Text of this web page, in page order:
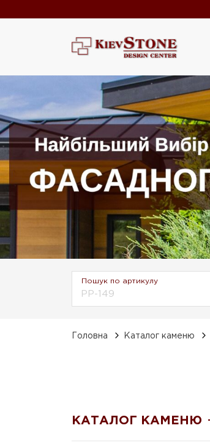
Пошук по артикулу
Головна Каталог каменю
КАТАЛОГ КАМЕНЮ